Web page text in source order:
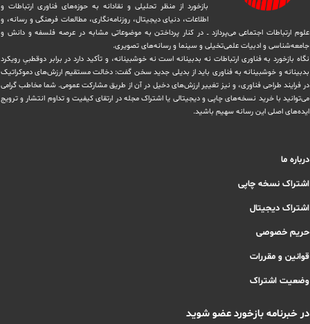
بازخورد از منظر تحلیلی و نقادانه به حوزه‌های فناوری ارتباطات و
اطلاعات، دنیای دیجیتال، روزنامه‌نگاری، ‏مطالعات فرهنگی و رسانه، و
علوم ارتباطات اجتماعی می‌پردازد ــ در کنار پرداختن به موضوعاتی مشابه در عرصه فلسفه و دانش و
‏جامعه‌شناسی و ادبیات علمی‌تخیلی و سینما و رسانه‌های تصویری.
نگاه بازخورد به فناوری ارتباطات نه بدبینانه است نه خوشبینانه، و تأکید دارد ‏در برابر دوقطبیِ رویکرد
بدبینانه و خوشبینانه به فناوری باید از بدیلی جدید سخن گفت: دخالت مستقیم ارزش‌های دموکراتیک
در ‏فرایند طراحی فناوری، و نیز تغییر ارزش‌های دخيل در آن از طریق مشاركت عمومی. شما مخاطب گرامی
می‌توانید با خرید نسخه‌های چاپی و دیجیتالی یا ‏اشتراک مجله در ارتقای کیفیت و تداوم انتشار و ترویج
ایده‌های اصلی این رسانه سهیم باشید.
درباره ما
اشتراک نسخه چاپی
اشتراک دیجیتال
حریم خصوصی
قوانین و مقررات
وضعیت اشتراک
در خبرنامه بازخورد عضو شوید